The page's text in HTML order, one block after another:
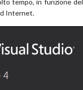
Internet.